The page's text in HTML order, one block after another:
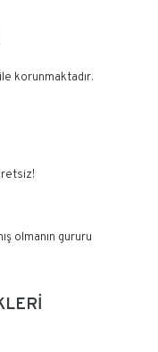
korunmaktadır.
olmanın gururu